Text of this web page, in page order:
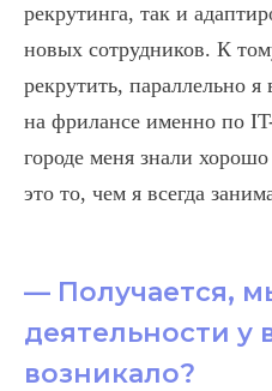
рекрутинга, так и
новых сотрудников. К
рекрутить, параллельно
на фрилансе именно по
городе меня знали
это то, чем я всегда
— Получается,
деятельности у
возникало?